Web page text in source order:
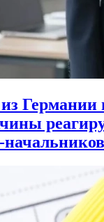
Германии